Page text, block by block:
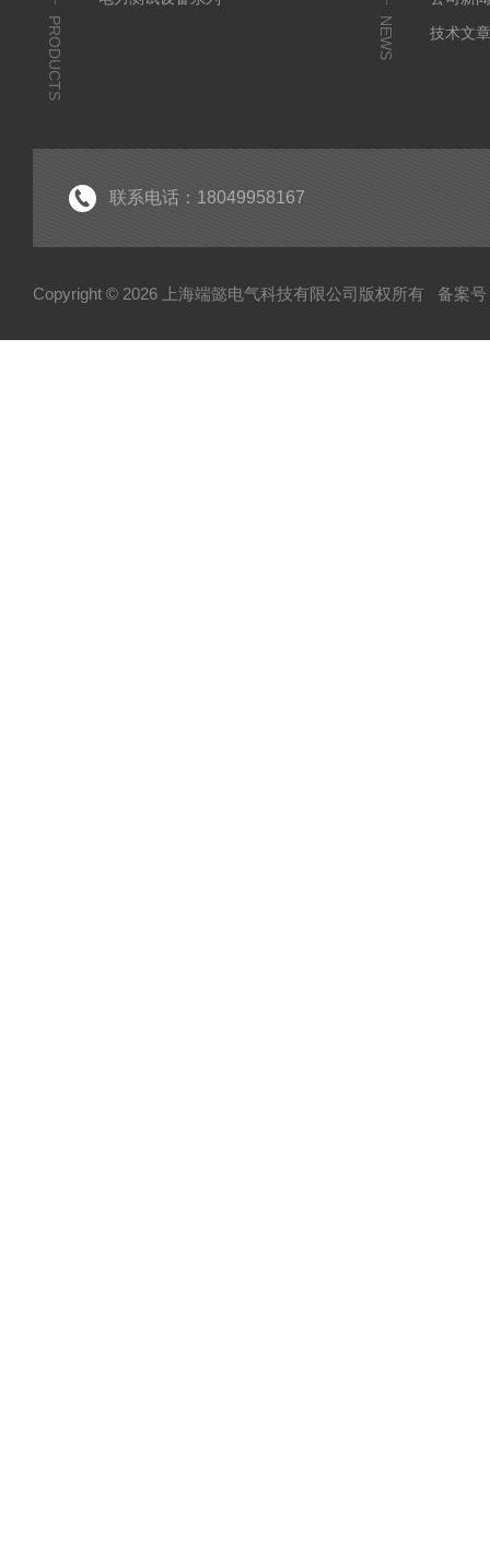
PRODUCTS NEWS
技术文
联系电话：18049958167
Copyright © 2026 上海端懿电气科技有限公司版权所有 备案号